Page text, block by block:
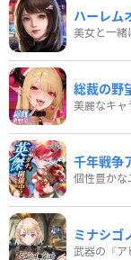
ハーレム
美女と一緒
総裁の野
美麗なキャ
千年戦争
個性豊かな
ミナシゴ